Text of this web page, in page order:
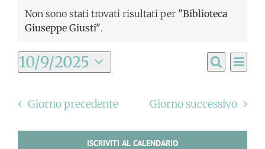
Non sono stati trovati risultati per "Biblioteca
Giuseppe Giusti".
Eventi
Cerca
Giorno
10/9/2025
Seleziona
data.
Giorno precedente Giorno successivo
ISCRIVITI AL CALENDARIO